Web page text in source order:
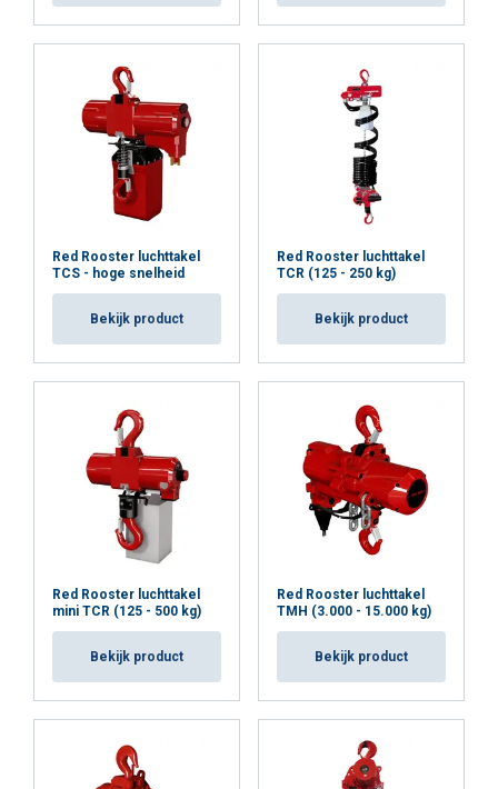
Red Rooster luchttakel
TCS - hoge snelheid
Bekijk product
Red Rooster luchttakel
TCR (125 - 250 kg)
Bekijk product
Red Rooster luchttakel
mini TCR (125 - 500 kg)
Bekijk product
Red Rooster luchttakel
TMH (3.000 - 15.000 kg)
Bekijk product